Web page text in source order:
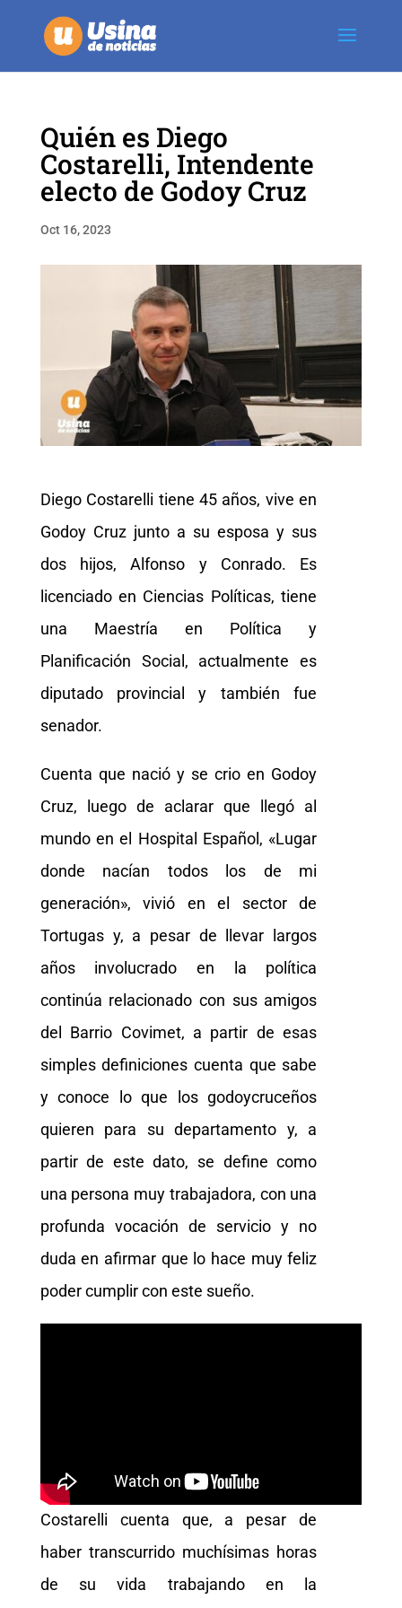
Quién es Diego
Costarelli, Intendente
electo de Godoy Cruz
Oct 16, 2023
Diego Costarelli tiene 45 años, vive en
Godoy Cruz junto a su esposa y sus
dos hijos, Alfonso y Conrado. Es
licenciado en Ciencias Políticas, tiene
una Maestría en Política y
Planificación Social, actualmente es
diputado provincial y también fue
senador.
Cuenta que nació y se crio en Godoy
Cruz, luego de aclarar que llegó al
mundo en el Hospital Español, «Lugar
donde nacían todos los de mi
generación», vivió en el sector de
Tortugas y, a pesar de llevar largos
años involucrado en la política
continúa relacionado con sus amigos
del Barrio Covimet, a partir de esas
simples definiciones cuenta que sabe
y conoce lo que los godoycruceños
quieren para su departamento y, a
partir de este dato, se define como
una persona muy trabajadora, con una
profunda vocación de servicio y no
duda en afirmar que lo hace muy feliz
poder cumplir con este sueño.
Costarelli cuenta que, a pesar de
haber transcurrido muchísimas horas
de su vida trabajando en la